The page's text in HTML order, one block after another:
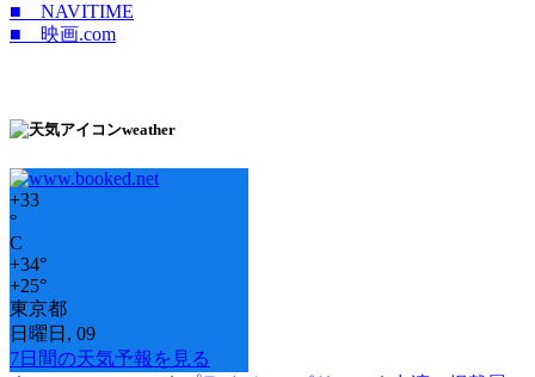
■ NAVITIME
■ 映画.com
weather
+33
°
C
+34°
+25°
東京都
日曜日, 09
7日間の天気予報を見る